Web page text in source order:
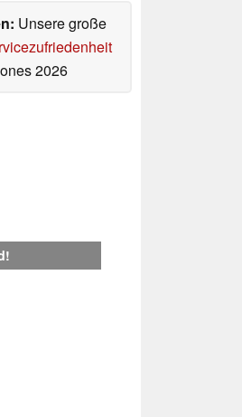
Unsere große
2026